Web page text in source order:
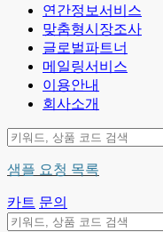
연간정보서비스
맞춤형시장조사
글로벌파트너
메일링서비스
이용안내
회사소개
샘플 요청 목록
카트 문의